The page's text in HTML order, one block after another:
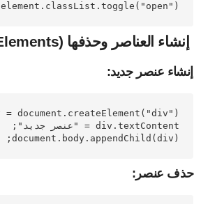
element.classList.toggle("open");
إنشاء العناصر وحذفها (Creating & Removing Elements)
إنشاء عنصر جديد:
document.body.appendChild(div);
حذف عنصر: